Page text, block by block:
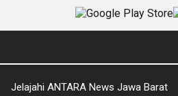
Jelajahi ANTARA News Jawa Barat